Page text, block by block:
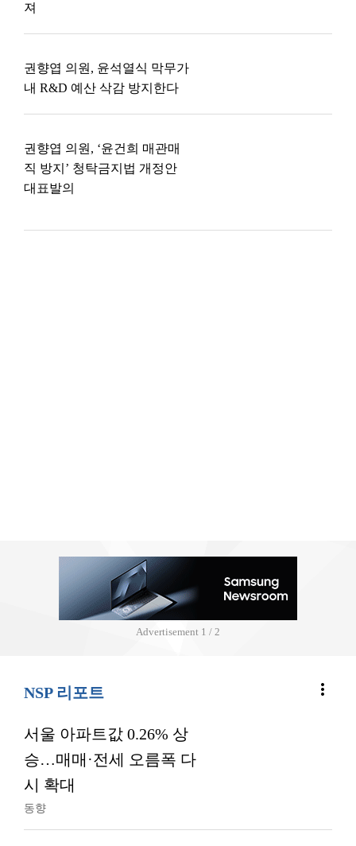
져
권향엽 의원, 윤석열식 막무가
내 R&D 예산 삭감 방지한다
권향엽 의원, ‘윤건희 매관매
직 방지’ 청탁금지법 개정안
대표발의
Advertisement 2 / 2
NSP 리포트 more_vert
서울 아파트값 0.26% 상
승…매매·전세 오름폭 다
시 확대
동향